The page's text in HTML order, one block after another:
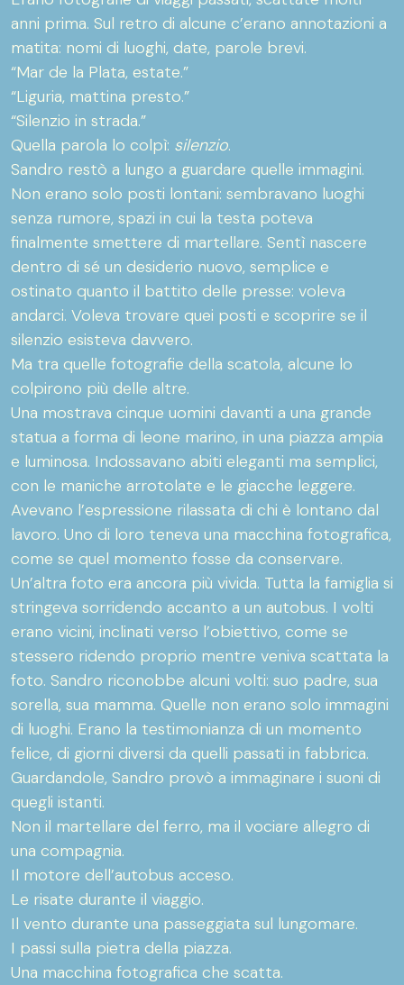
anni prima. Sul retro di alcune c’erano annotazioni a
matita: nomi di luoghi, date, parole brevi.
“Mar de la Plata, estate.”
“Liguria, mattina presto.”
“Silenzio in strada.”
Quella parola lo colpì: silenzio.
Sandro restò a lungo a guardare quelle immagini.
Non erano solo posti lontani: sembravano luoghi
senza rumore, spazi in cui la testa poteva
finalmente smettere di martellare. Sentì nascere
dentro di sé un desiderio nuovo, semplice e
ostinato quanto il battito delle presse: voleva
andarci. Voleva trovare quei posti e scoprire se il
silenzio esisteva davvero.
Ma tra quelle fotografie della scatola, alcune lo
colpirono più delle altre.
Una mostrava cinque uomini davanti a una grande
statua a forma di leone marino, in una piazza ampia
e luminosa. Indossavano abiti eleganti ma semplici,
con le maniche arrotolate e le giacche leggere.
Avevano l’espressione rilassata di chi è lontano dal
lavoro. Uno di loro teneva una macchina fotografica,
come se quel momento fosse da conservare.
Un’altra foto era ancora più vivida. Tutta la famiglia si
stringeva sorridendo accanto a un autobus. I volti
erano vicini, inclinati verso l’obiettivo, come se
stessero ridendo proprio mentre veniva scattata la
foto. Sandro riconobbe alcuni volti: suo padre, sua
sorella, sua mamma. Quelle non erano solo immagini
di luoghi. Erano la testimonianza di un momento
felice, di giorni diversi da quelli passati in fabbrica.
Guardandole, Sandro provò a immaginare i suoni di
quegli istanti.
Non il martellare del ferro, ma il vociare allegro di
una compagnia.
Il motore dell’autobus acceso.
Le risate durante il viaggio.
Il vento durante una passeggiata sul lungomare.
I passi sulla pietra della piazza.
Una macchina fotografica che scatta.